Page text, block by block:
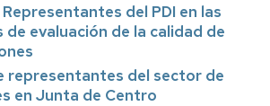
del PDI en las
de evaluación de la calidad de
representantes del sector de
en Junta de Centro